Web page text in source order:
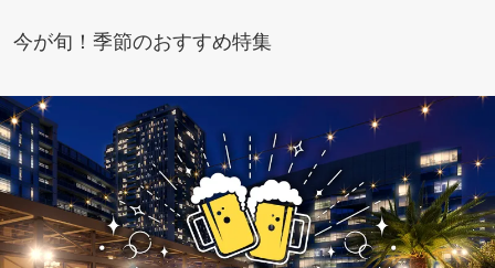
今が旬！季節のおすすめ特集